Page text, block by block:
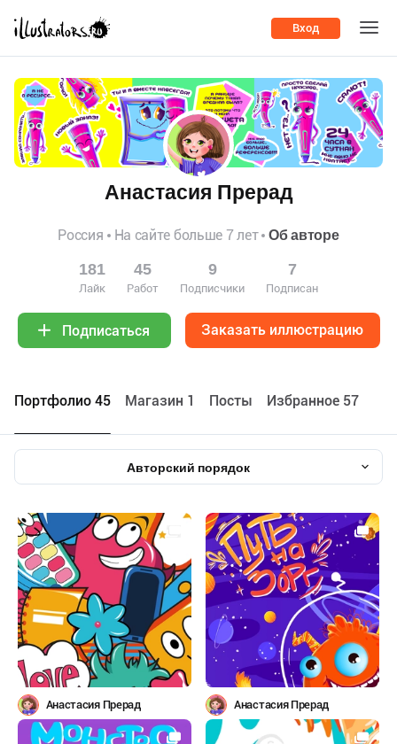
Вход
Анастасия Прерад
Россия На сайте больше 7 лет Об авторе
181
Лайк
45
Работ
9
Подписчики
7
Подписан
Подписаться Заказать иллюстрацию
Портфолио 45 Maгазин 1 Посты Избранное 57
Авторский порядок
Анастасия Прерад Анастасия Прерад